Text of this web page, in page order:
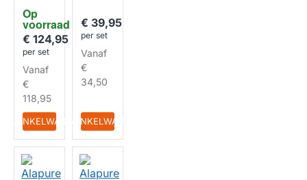
HUISMERK
Op
voorraad
geschi
kt voor
Whirlp
ool
WVH10
65 /
C0085
€ 124,95
per set
Vanaf
€
118,95
IN WINKELWAGEN
St.)
€ 39,95
per set
Vanaf
€
34,50
IN WINKELWAGEN